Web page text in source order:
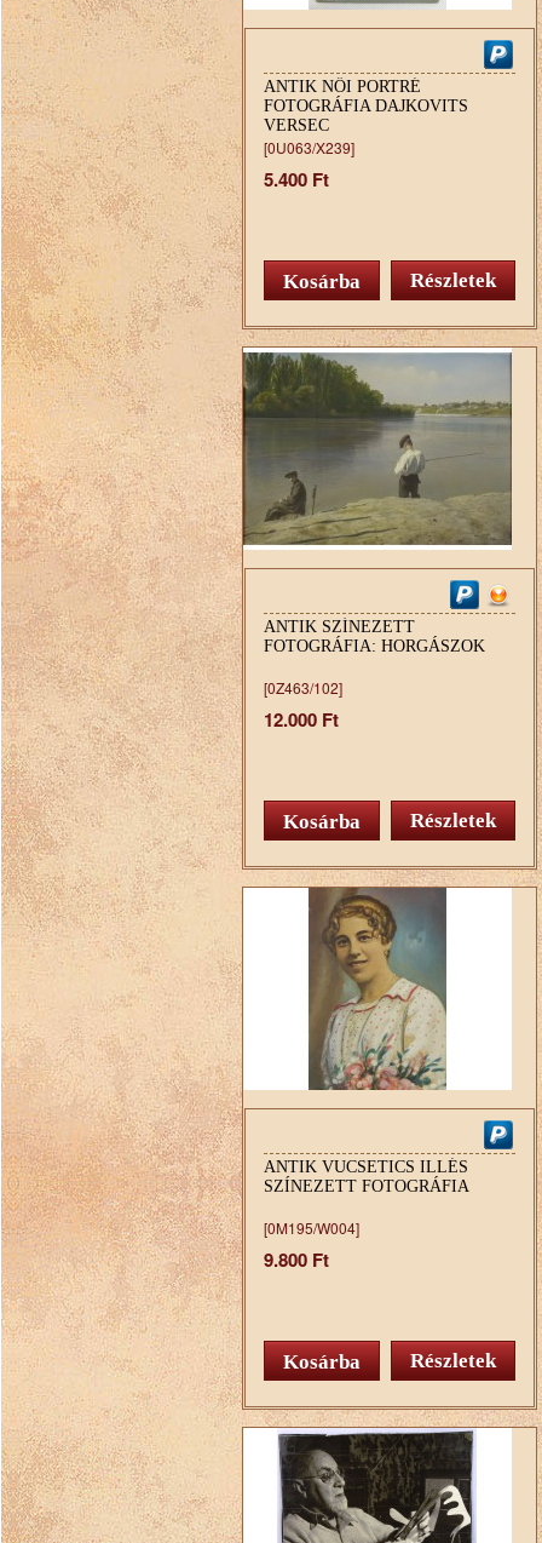
ANTIK NŐI PORTRÉ
FOTOGRÁFIA DAJKOVITS
VERSEC
[0U063/X239]
5.400 Ft
Részletek
ANTIK SZÍNEZETT
FOTOGRÁFIA: HORGÁSZOK
[0Z463/102]
12.000 Ft
Részletek
ANTIK VUCSETICS ILLÉS
SZÍNEZETT FOTOGRÁFIA
[0M195/W004]
9.800 Ft
Részletek